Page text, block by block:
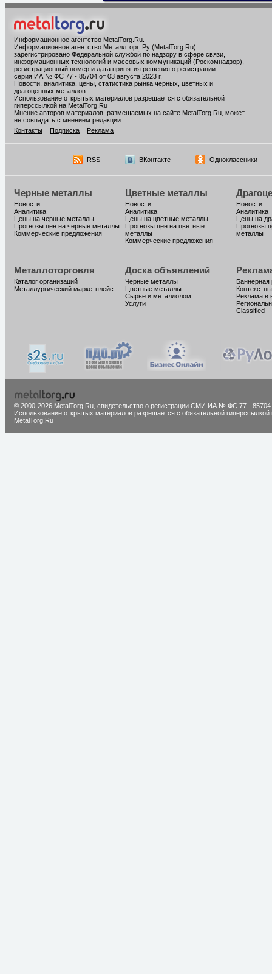
Информационное агентство MetalTorg.Ru
Информационное агентство Металлторг. Ру (MetalTorg.Ru)
зарегистрировано Федеральной службой по надзору в сфере связи,
информационных технологий и массовых коммуникаций (Роскомнадзор),
регистрационный номер и дата принятия решения о регистрации:
серия ИА № ФС 77 - 85704 от 03 августа 2023 г.
Новости, аналитика, цены, статистика рынка черных, цветных и
драгоценных металлов.
Использование открытых материалов разрешается с обязательной
гиперссылкой на MetalTorg.Ru
Мнение авторов материалов, размещаемых на сайте MetalTorg.Ru, может
не совпадать с мнением редакции.
Контакты
Подписка Реклама
RSS ВКонтакте Одноклассники
Черные металлы
Новости
Аналитика
Цены на черные металлы
Прогнозы цен на черные металлы
Коммерческие предложения
Цветные металлы
Новости
Аналитика
Цены на цветные металлы
Прогнозы цен на цветные
металлы
Коммерческие предложения
Новости
Аналитика
Цены на
Прогнозы
металлы
Металлоторговля
Каталог организаций
Металлургический маркетплейс
Доска объявлений
Черные металлы
Цветные металлы
Сырье и металлолом
Услуги
Баннерная
Реклама в
Classified
© 2000-2026 MetalTorg.Ru, cвидетельство о регистрации СМИ ИА № ФС 77 - 85704
Использование открытых материалов разрешается с обязательной гиперссылкой
MetalTorg.Ru